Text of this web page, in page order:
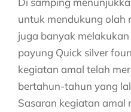
untuk mendukung olah
juga banyak
payung Quick silver
kegiatan amal telah
bertahun-tahun yang
Sasaran kegiatan amal